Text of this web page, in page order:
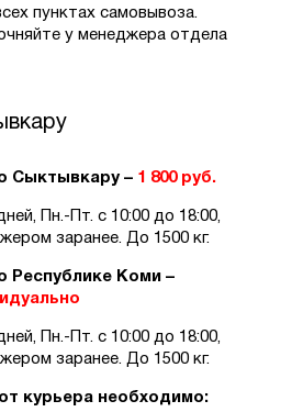
пунктах самовывоза.
у менеджера отдела
Сыктывкару – 1 800 руб.
Пн.-Пт. с 10:00 до 18:00,
заранее. До 1500 кг.
Республике Коми –
Пн.-Пт. с 10:00 до 18:00,
заранее. До 1500 кг.
курьера необходимо: